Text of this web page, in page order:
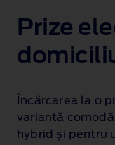
Prize
Încărcarea la o
variantă
hybrid și pentru